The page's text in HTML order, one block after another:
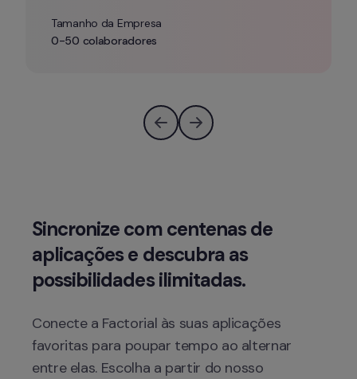
Tamanho da Empresa
0-50 colaboradores
Sincronize com centenas de
aplicações e descubra as
Conecte a Factorial às suas aplicações
favoritas para poupar tempo ao alternar
entre elas. Escolha a partir do nosso